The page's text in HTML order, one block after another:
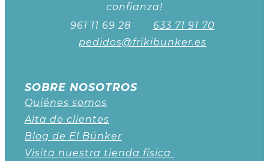
confianza!
961 11 69 28
633 71 91 70
pedidos@frikibunker.es
SOBRE NOSOTROS
Quiénes somos
Alta de clientes
Blog de El Búnker
Visita nuestra tienda física